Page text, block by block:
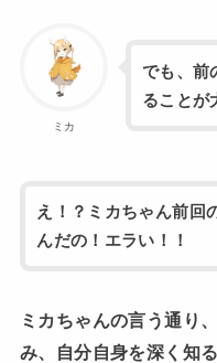
ミカ
でも、前
ることが
え！？ミカちゃん前回
んだの！エラい！！
ミカちゃんの言う通り
み、自分自身を深く知